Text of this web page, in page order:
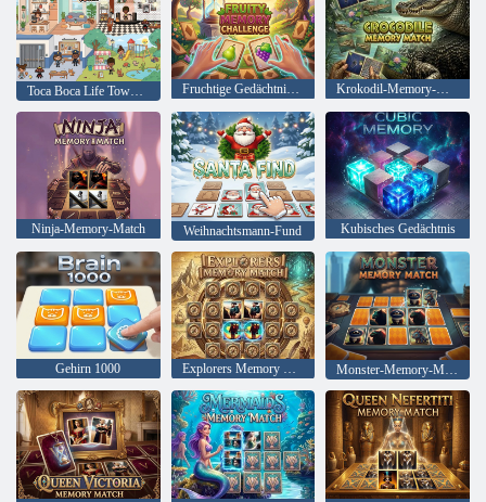
Fruchtige Gedächtnis-Herausforderung Krokodil-Memory-Match
Ninja-Memory-Match Weihnachtsmann-Fund Kubisches Gedächtnis
Gehirn 1000 Explorers Memory Match Monster-Memory-Match